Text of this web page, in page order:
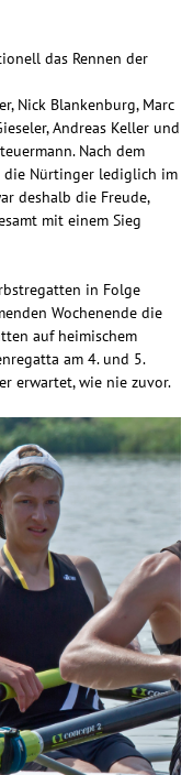
das Rennen der
Nick Blankenburg, Marc
Andreas Keller und
Nach dem
die Nürtinger lediglich im
deshalb die Freude,
mit einem Sieg
in Folge
Wochenende die
auf heimischem
am 4. und 5.
erwartet, wie nie zuvor.